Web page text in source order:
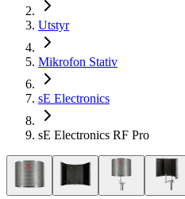
Utstyr
Mikrofon Stativ
sE Electronics
sE Electronics RF Pro